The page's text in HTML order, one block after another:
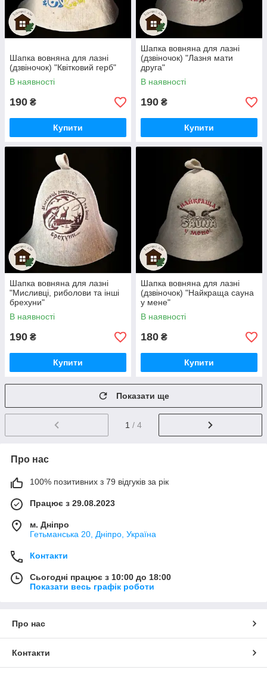
Шапка вовняна для лазні
(дзвіночок) "Квітковий герб"
В наявності
190 ₴
Купити
Шапка вовняна для лазні
(дзвіночок) "Лазня мати
друга"
В наявності
190 ₴
Купити
Шапка вовняна для лазні
"Мисливці, риболови та інші
брехуни"
В наявності
190 ₴
Купити
Шапка вовняна для лазні
(дзвіночок) "Найкраща сауна
у мене"
В наявності
180 ₴
Купити
Показати ще
1 / 4
Про нас
100% позитивних з 79 відгуків за рік
Працює з 29.08.2023
м. Дніпро
Гетьманська 20, Дніпро, Україна
Контакти
Сьогодні працює з 10:00 до 18:00
Показати весь графік роботи
Про нас
Контакти